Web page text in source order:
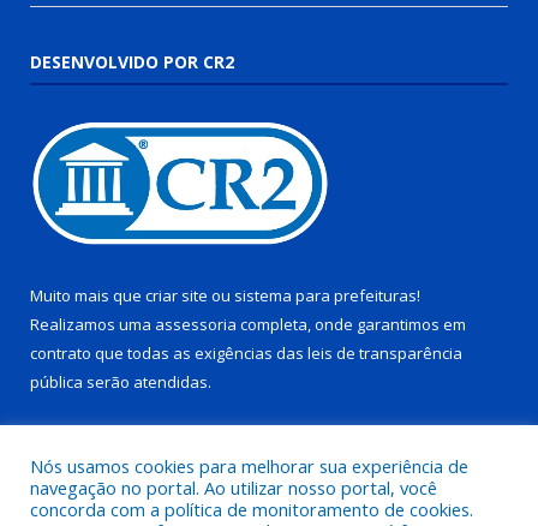
DESENVOLVIDO POR CR2
Muito mais que criar site ou sistema para prefeituras!
Realizamos uma assessoria completa, onde garantimos em
contrato que todas as exigências das leis de transparência
pública serão atendidas.
Nós usamos cookies para melhorar sua experiência de
navegação no portal. Ao utilizar nosso portal, você
concorda com a política de monitoramento de cookies.